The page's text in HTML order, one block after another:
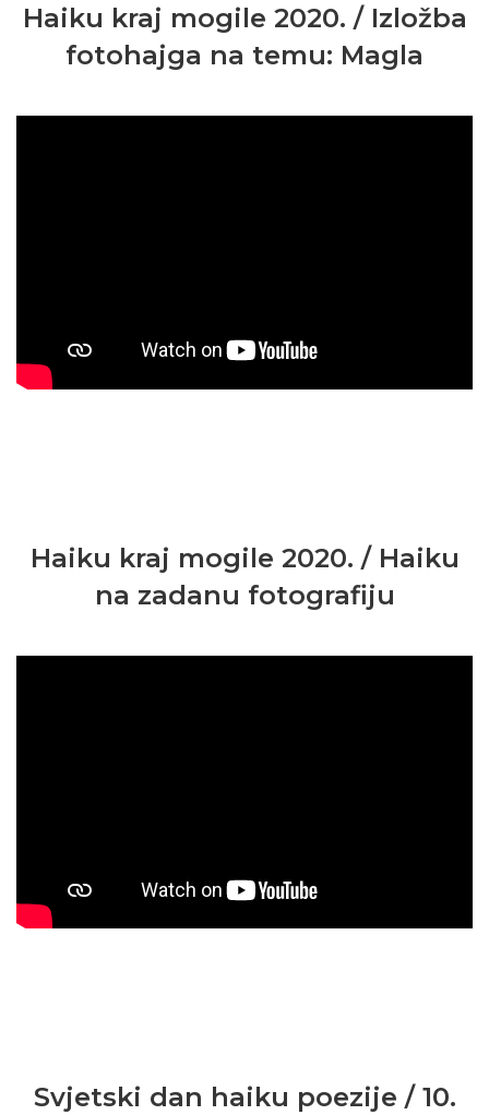
Haiku kraj mogile 2020. / Izložba
fotohajga na temu: Magla
Haiku kraj mogile 2020. / Haiku
na zadanu fotografiju
Svjetski dan haiku poezije / 10.